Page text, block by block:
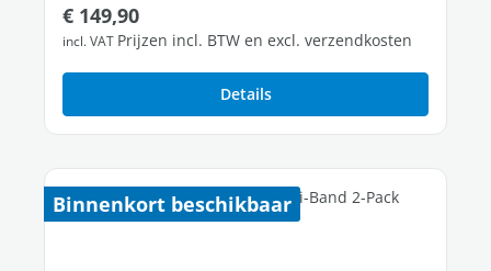
Normale prijs:
€ 149,90
incl. VAT Prijzen incl. BTW en excl. verzendkosten
Details
Binnenkort beschikbaar